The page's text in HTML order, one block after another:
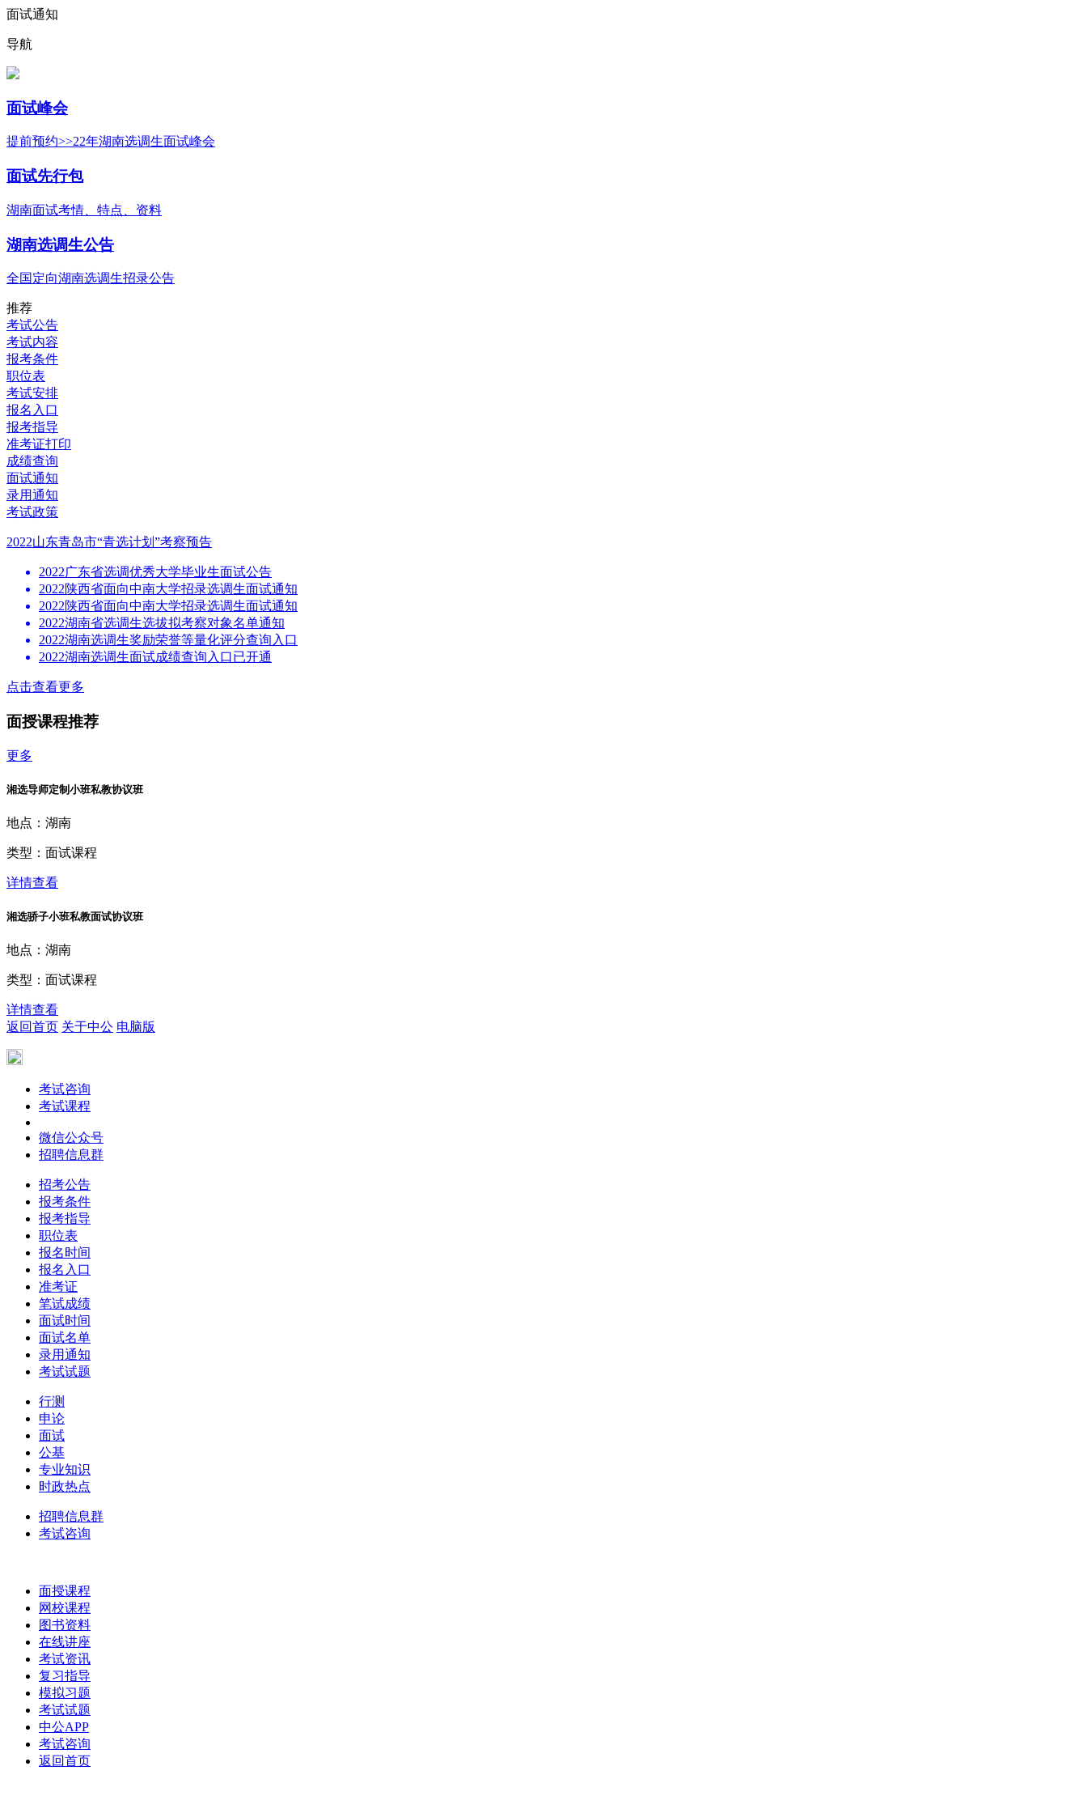
面试通知
导航
面试峰会
提前预约>>22年湖南选调生面试峰会
面试先行包
湖南面试考情、特点、资料
湖南选调生公告
全国定向湖南选调生招录公告
推荐
考试公告
考试内容
报考条件
职位表
考试安排
报名入口
报考指导
准考证打印
成绩查询
面试通知
录用通知
考试政策
2022山东青岛市“青选计划”考察预告
2022广东省选调优秀大学毕业生面试公告
2022陕西省面向中南大学招录选调生面试通知
2022陕西省面向中南大学招录选调生面试通知
2022湖南省选调生选拔拟考察对象名单通知
2022湖南选调生奖励荣誉等量化评分查询入口
2022湖南选调生面试成绩查询入口已开通
点击查看更多
面授课程推荐
更多
湘选导师定制小班私教协议班
地点： 湖南
类型： 面试课程
详情查看
湘选骄子小班私教面试协议班
地点： 湖南
类型： 面试课程
详情查看
返回首页 关于中公 电脑版
考试咨询
考试课程
微信公众号
招聘信息群
招考公告
报考条件
报考指导
职位表
报名时间
报名入口
准考证
笔试成绩
面试时间
面试名单
录用通知
考试试题
行测
申论
面试
公基
专业知识
时政热点
招聘信息群
考试咨询
面授课程
网校课程
图书资料
在线讲座
考试资讯
复习指导
模拟习题
考试试题
中公APP
考试咨询
返回首页